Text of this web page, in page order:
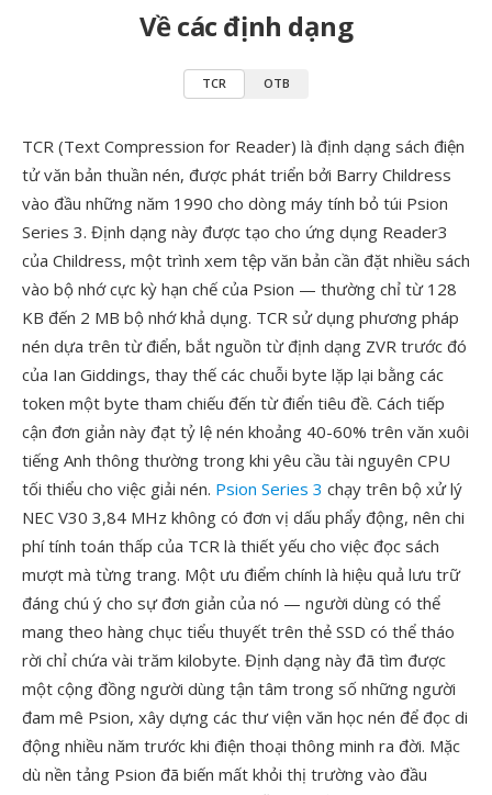
Về các định dạng
TCR OTB
TCR (Text Compression for Reader) là định dạng sách điện
tử văn bản thuần nén, được phát triển bởi Barry Childress
vào đầu những năm 1990 cho dòng máy tính bỏ túi Psion
Series 3. Định dạng này được tạo cho ứng dụng Reader3
của Childress, một trình xem tệp văn bản cần đặt nhiều sách
vào bộ nhớ cực kỳ hạn chế của Psion — thường chỉ từ 128
KB đến 2 MB bộ nhớ khả dụng. TCR sử dụng phương pháp
nén dựa trên từ điển, bắt nguồn từ định dạng ZVR trước đó
của Ian Giddings, thay thế các chuỗi byte lặp lại bằng các
token một byte tham chiếu đến từ điển tiêu đề. Cách tiếp
cận đơn giản này đạt tỷ lệ nén khoảng 40-60% trên văn xuôi
tiếng Anh thông thường trong khi yêu cầu tài nguyên CPU
tối thiểu cho việc giải nén. Psion Series 3 chạy trên bộ xử lý
NEC V30 3,84 MHz không có đơn vị dấu phẩy động, nên chi
phí tính toán thấp của TCR là thiết yếu cho việc đọc sách
mượt mà từng trang. Một ưu điểm chính là hiệu quả lưu trữ
đáng chú ý cho sự đơn giản của nó — người dùng có thể
mang theo hàng chục tiểu thuyết trên thẻ SSD có thể tháo
rời chỉ chứa vài trăm kilobyte. Định dạng này đã tìm được
một cộng đồng người dùng tận tâm trong số những người
đam mê Psion, xây dựng các thư viện văn học nén để đọc di
động nhiều năm trước khi điện thoại thông minh ra đời. Mặc
dù nền tảng Psion đã biến mất khỏi thị trường vào đầu